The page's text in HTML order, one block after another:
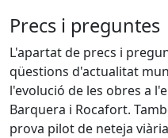
Precs i preguntes
L'apartat de precs i
qüestions d'actualitat
l'evolució de les obres a
Barquera i Rocafort.
prova pilot de neteja